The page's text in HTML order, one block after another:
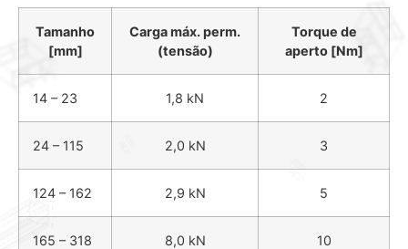
Tamanho
[mm]
Carga máx. perm.
(tensão)
Torque de
aperto [Nm]
14 – 23 1,8 kN 2
24 – 115 2,0 kN 3
124 – 162 2,9 kN 5
165 – 318 8,0 kN 10